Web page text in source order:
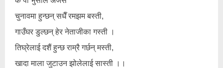
चुनावमा हुन्छन् सधैँ रमझम बस्ती,
गाउँघर डुल्छन् हेर नेताजीका गस्ती ।
तिघ्रेलाई दशैं हुन्छ राम्रै गर्छन् मस्ती,
खादा माला जुटाउन झोलेलाई सास्ती ।।